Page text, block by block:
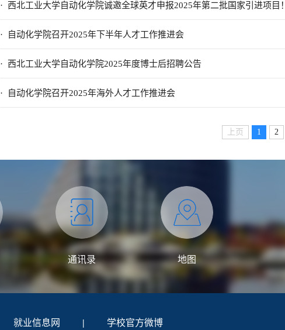
· 西北工业大学自动化学院诚邀全球英才申报2025年第二批国家引进项目！
· 自动化学院召开2025年下半年人才工作推进会
· 西北工业大学自动化学院2025年度博士后招聘公告
· 自动化学院召开2025年海外人才工作推进会
上页 1 2
通讯录 地图
就业信息网 | 学校官方微博